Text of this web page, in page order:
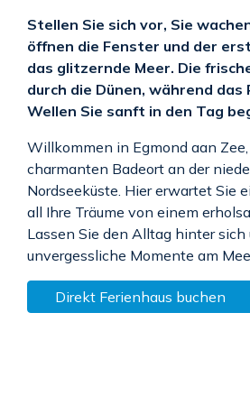
Stellen Sie sich vor, Sie
öffnen die Fenster und der
das glitzernde Meer. Die
durch die Dünen, während das
Wellen Sie sanft in den Tag
Willkommen in Egmond aan
charmanten Badeort an der
Nordseeküste. Hier erwartet Sie
all Ihre Träume von einem
Lassen Sie den Alltag hinter sich
unvergessliche Momente am
Direkt Ferienhaus buchen